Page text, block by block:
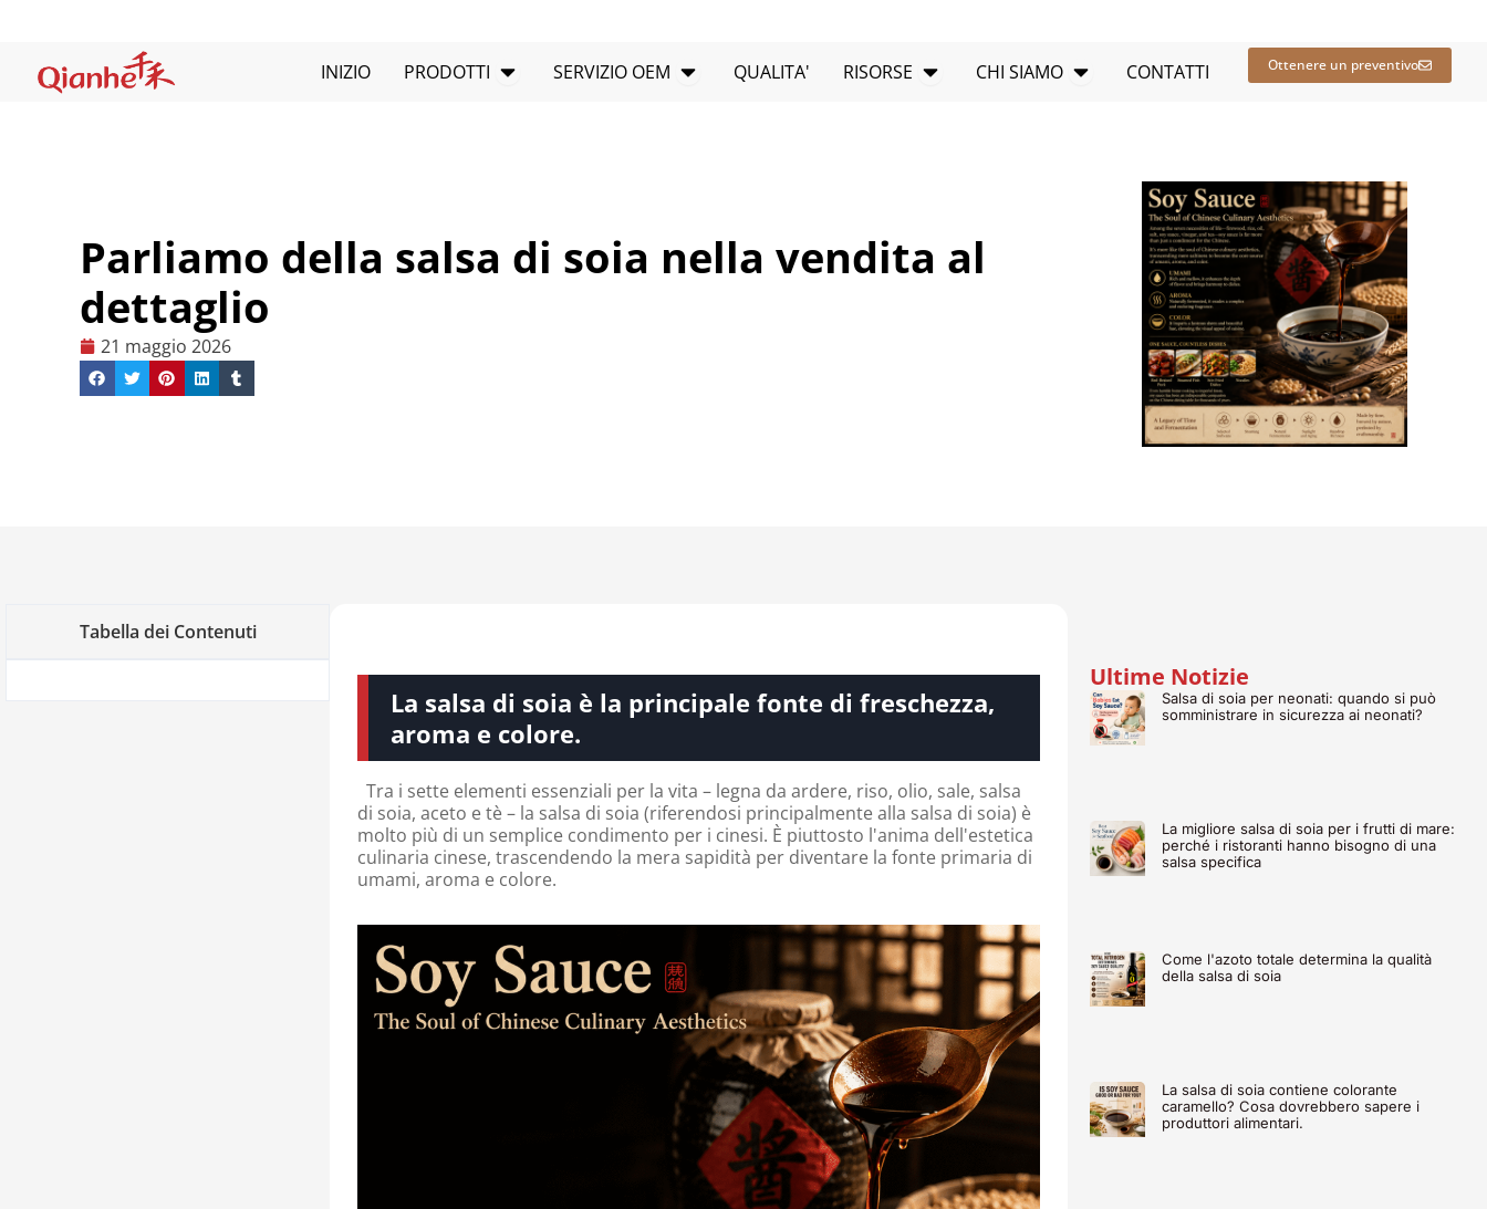
contenuto
INIZIO PRODOTTI Apri PRODOTTI
SERVIZIO OEM Apri il SERVIZIO OEM
QUALITA' RISORSE RISORSE APERTE
CHI SIAMO Apri CHI SIAMO
CONTATTI Ottenere un preventivo
Parliamo della salsa di soia nella vendita al
dettaglio
21 maggio 2026
Tabella dei Contenuti
La salsa di soia è la principale fonte di freschezza,
aroma e colore.
Tra i sette elementi essenziali per la vita – legna da ardere, riso, olio, sale, salsa
di soia, aceto e tè – la salsa di soia (riferendosi principalmente alla salsa di soia) è
molto più di un semplice condimento per i cinesi. È piuttosto l'anima dell'estetica
culinaria cinese, trascendendo la mera sapidità per diventare la fonte primaria di
umami, aroma e colore.
Ultime Notizie
Salsa di soia per neonati: quando si può
somministrare in sicurezza ai neonati?
La migliore salsa di soia per i frutti di mare:
perché i ristoranti hanno bisogno di una
salsa specifica
Come l'azoto totale determina la qualità
della salsa di soia
La salsa di soia contiene colorante
caramello? Cosa dovrebbero sapere i
produttori alimentari.